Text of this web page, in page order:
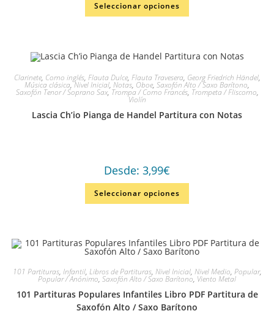
Seleccionar opciones
Clarinete, Corno inglés, Flauta Dulce, Flauta Travesera, Georg Friedrich Händel,
Música clásica,Nivel Inicial, Notas, Oboe, Saxofón Alto / Saxo Barítono,
Saxofón Tenor / Soprano Sax,Trompa / Corno Francés, Trompeta / Fliscorno,
Violín
Lascia Ch’io Pianga de Handel Partitura con Notas
Desde: 3,99€
Seleccionar opciones
101 Partituras, Infantil, Libros de Partituras, Nivel Inicial, Nivel Medio, Popular,
Popular / Anónimo, Saxofón Alto / Saxo Barítono, Viento Metal
101 Partituras Populares Infantiles Libro PDF Partitura de
Saxofón Alto / Saxo Barítono